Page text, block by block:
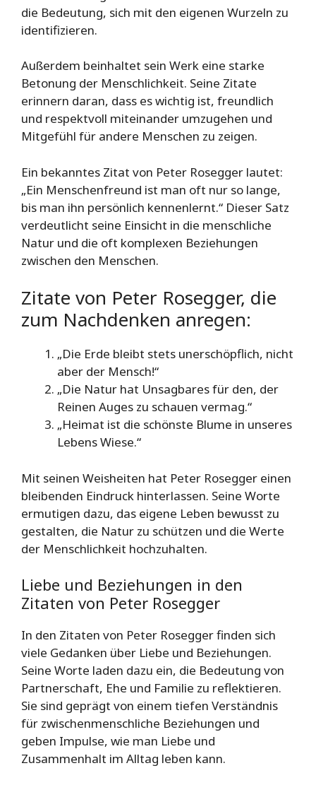
die Bedeutung, sich mit den eigenen Wurzeln zu
identifizieren.
Außerdem beinhaltet sein Werk eine starke
Betonung der Menschlichkeit. Seine Zitate
erinnern daran, dass es wichtig ist, freundlich
und respektvoll miteinander umzugehen und
Mitgefühl für andere Menschen zu zeigen.
Ein bekanntes Zitat von Peter Rosegger lautet:
„Ein Menschenfreund ist man oft nur so lange,
bis man ihn persönlich kennenlernt.“ Dieser Satz
verdeutlicht seine Einsicht in die menschliche
Natur und die oft komplexen Beziehungen
zwischen den Menschen.
Zitate von Peter Rosegger, die
zum Nachdenken anregen:
„Die Erde bleibt stets unerschöpflich, nicht
aber der Mensch!“
„Die Natur hat Unsagbares für den, der
Reinen Auges zu schauen vermag.“
„Heimat ist die schönste Blume in unseres
Lebens Wiese.“
Mit seinen Weisheiten hat Peter Rosegger einen
bleibenden Eindruck hinterlassen. Seine Worte
ermutigen dazu, das eigene Leben bewusst zu
gestalten, die Natur zu schützen und die Werte
der Menschlichkeit hochzuhalten.
Liebe und Beziehungen in den
Zitaten von Peter Rosegger
In den Zitaten von Peter Rosegger finden sich
viele Gedanken über Liebe und Beziehungen.
Seine Worte laden dazu ein, die Bedeutung von
Partnerschaft, Ehe und Familie zu reflektieren.
Sie sind geprägt von einem tiefen Verständnis
für zwischenmenschliche Beziehungen und
geben Impulse, wie man Liebe und
Zusammenhalt im Alltag leben kann.